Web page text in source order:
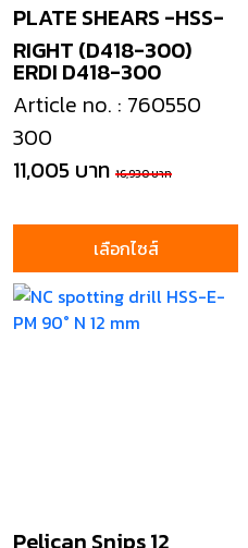
ERDI D418-300
PLATE SHEARS -HSS-
RIGHT (D418-300)
Article no. : 760550
300
11,005 บาท 16,930 บาท
เลือกไซส์
Pelican Snips 12